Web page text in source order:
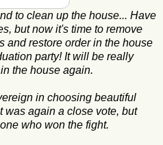
to clean up the house... Have
but now it's time to remove
and restore order in the house
party! It will be really
the house again.
in choosing beautiful
was again a close vote, but
who won the fight.